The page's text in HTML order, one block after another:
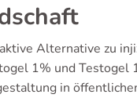
Alternative zu
1% und Testogel
in